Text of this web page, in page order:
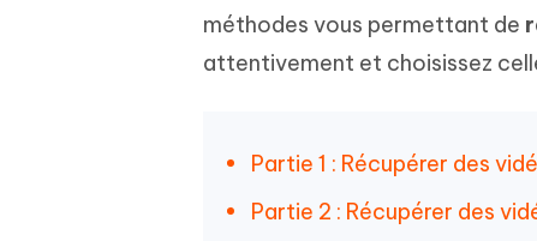
Voir tous les produits
UltData for Android APP
Récupérer des données Android sans PC
2.0.0
Résumer des documents PDF avec l'IA
en
méthodes vous permettant de
attentivement et choisissez
Partie 1 : Récupérer des
Partie 2 : Récupérer des